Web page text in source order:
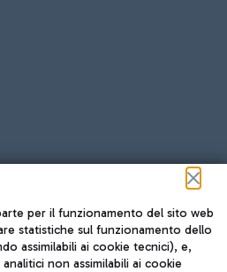
e approfitta della vicinanza
più facile spostarsi
per il funzionamento del sito web
statistiche sul funzionamento dello
assimilabili ai cookie tecnici), e,
non assimilabili ai cookie